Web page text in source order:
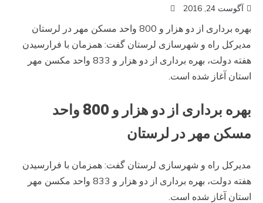
آگوست 24, 2016
بهره برداری از دو هزار و 800 واحد مسکن مهر در لرستان
مدیرکل راه و شهرسازی لرستان گفت: همزمان با فرارسیدن
هفته دولت، بهره برداری از دو هزار و 833 واحد مکسن مهر
استان آغاز شده است.
بهره برداری از دو هزار و 800 واحد
مسکن مهر در لرستان
مدیرکل راه و شهرسازی لرستان گفت: همزمان با فرارسیدن
هفته دولت، بهره برداری از دو هزار و 833 واحد مکسن مهر
استان آغاز شده است.